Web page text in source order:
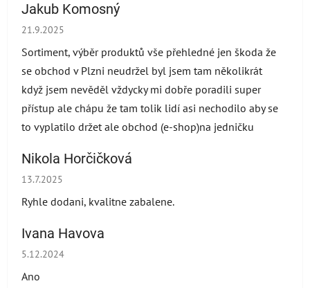
Jakub Komosný
Hodnocení obchodu je 5 z 5 hvězdiček.
21.9.2025
Sortiment, výběr produktů vše přehledné jen škoda že
se obchod v Plzni neudržel byl jsem tam několikrát
když jsem nevěděl vždycky mi dobře poradili super
přístup ale chápu že tam tolik lidí asi nechodilo aby se
to vyplatilo držet ale obchod (e-shop)na jedničku
Nikola Horčičková
Hodnocení obchodu je 5 z 5 hvězdiček.
13.7.2025
Ryhle dodani, kvalitne zabalene.
Ivana Havova
Hodnocení obchodu je 5 z 5 hvězdiček.
5.12.2024
Ano